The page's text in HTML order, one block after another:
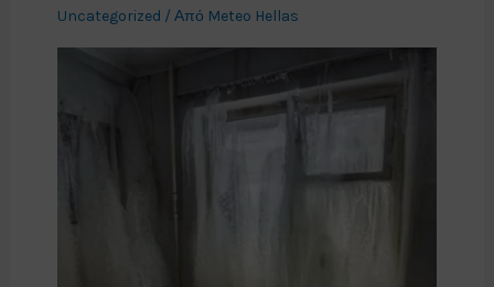
Uncategorized / Από Meteo Hellas